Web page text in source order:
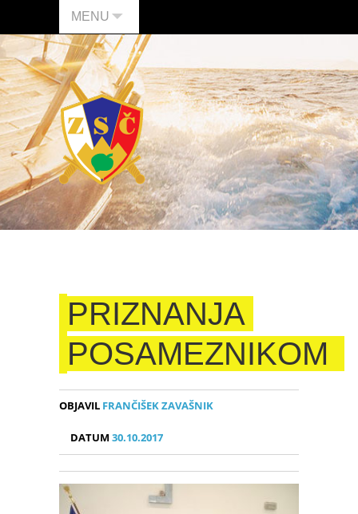
MENU
PRIZNANJA
POSAMEZNIKOM
OBJAVIL FRANČIŠEK ZAVAŠNIK
DATUM30.10.2017